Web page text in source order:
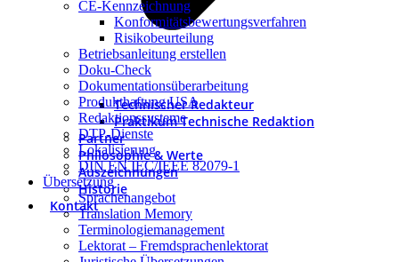
Technischer Redakteur
Praktikum Technische Redaktion
Partner
Philosophie & Werte
Auszeichnungen
Historie
Kontakt
CE-Kennzeichnung
Konformitätsbewertungsverfahren
Risikobeurteilung
Betriebsanleitung erstellen
Doku-Check
Dokumentationsüberarbeitung
Produkthaftung USA
Redaktionssysteme
DTP-Dienste
Lokalisierung
DIN EN IEC/IEEE 82079-1
Übersetzung
Sprachenangebot
Translation Memory
Terminologiemanagement
Lektorat – Fremdsprachenlektorat